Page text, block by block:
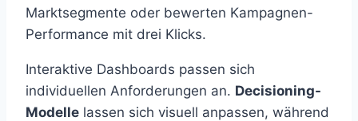
Marktsegmente oder bewerten Kampagnen-
Performance mit drei Klicks.
Interaktive Dashboards passen sich
individuellen Anforderungen an. Decisioning-
Modelle lassen sich visuell anpassen, während